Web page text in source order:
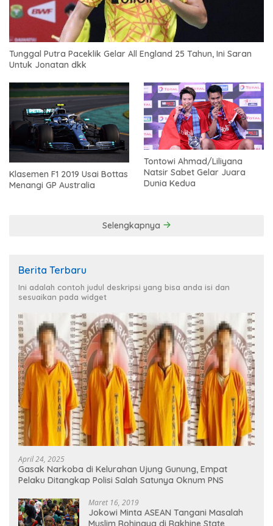
Tunggal Putra Paceklik Gelar All England 25 Tahun, Ini Saran
Untuk Jonatan dkk
Klasemen F1 2019 Usai Bottas
Menangi GP Australia
Tontowi Ahmad/Liliyana
Natsir Sabet Gelar Juara
Dunia Kedua
Selengkapnya
Berita Terbaru
Ini adalah contoh judul deskripsi yang bisa anda isi dan
sesuaikan pada widget
April 24, 2025
Gasak Narkoba di Kelurahan Ujung Gunung, Empat
Pelaku Ditangkap Polisi Salah Satunya Oknum PNS
Maret 16, 2019
Jokowi Minta ASEAN Tangani Masalah
Muslim Rohingya di Rakhine State